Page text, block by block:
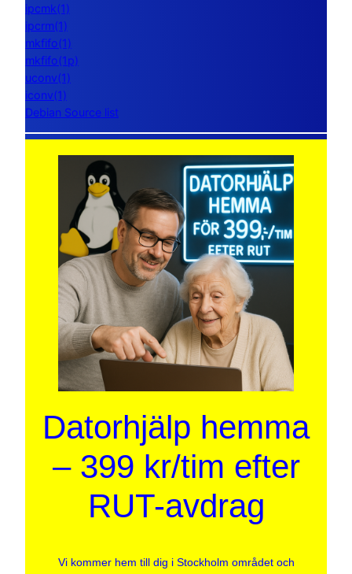
ipcmk(1)
ipcrm(1)
mkfifo(1)
mkfifo(1p)
uconv(1)
iconv(1)
Debian Source list
Datorhjälp hemma
– 399 kr/tim efter
RUT-avdrag
Vi kommer hem till dig i Stockholm området och